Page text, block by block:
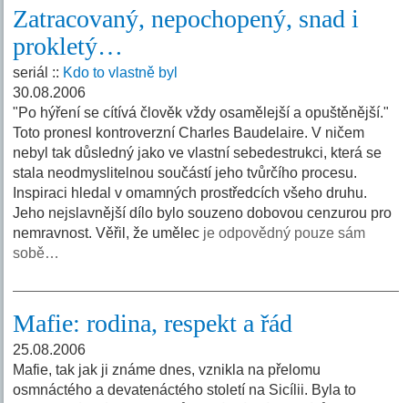
Zatracovaný, nepochopený, snad i
prokletý…
seriál :: Kdo to vlastně byl
30.08.2006
"Po hýření se cítívá člověk vždy osamělejší a opuštěnější."
Toto pronesl kontroverzní Charles Baudelaire. V ničem
nebyl tak důsledný jako ve vlastní sebedestrukci, která se
stala neodmyslitelnou součástí jeho tvůrčího procesu.
Inspiraci hledal v omamných prostředcích všeho druhu.
Jeho nejslavnější dílo bylo souzeno dobovou cenzurou pro
nemravnost. Věřil, že umělec je odpovědný pouze sám
sobě…
Mafie: rodina, respekt a řád
25.08.2006
Mafie, tak jak ji známe dnes, vznikla na přelomu
osmnáctého a devatenáctého století na Sicílii. Byla to